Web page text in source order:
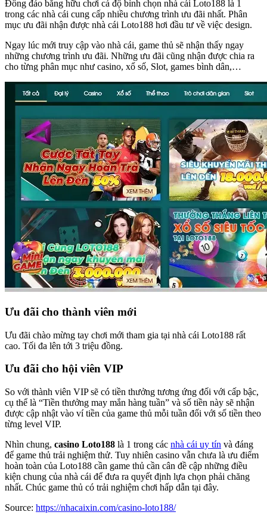
Đông đảo bằng hữu chơi cá độ bình chọn nhà cái Loto188 là 1
trong các nhà cái cung cấp nhiều chương trình ưu đãi nhất. Phân
mục ưu đãi nhận được nhà cái Loto188 hơi đầu tư về việc design.
Ngay lúc mới truy cập vào nhà cái, game thủ sẽ nhận thấy ngay
những chương trình ưu đãi. Những ưu đãi cũng nhận được chia ra
cho từng phân mục như casino, xổ số, Slot, games bình dân,…
Ưu đãi cho thành viên mới
Ưu đãi chào mừng tay chơi mới tham gia tại nhà cái Loto188 rất
cao. Tối đa lên tới 3 triệu đồng.
Ưu đãi cho hội viên VIP
So với thành viên VIP sẽ có tiền thưởng tương ứng đối với cấp bậc,
cụ thể là “Tiền thưởng may mắn hàng tuần” và số tiền này sẽ nhận
được cập nhật vào ví tiền của game thủ mỗi tuần đối với số tiền theo
từng level VIP.
Nhìn chung, casino Loto188 là 1 trong các nhà cái uy tín và đáng
để game thủ trải nghiệm thử. Tuy nhiên casino vẫn chưa là ưu điểm
hoàn toàn của Loto188 cần game thủ cần cân đề cập những điều
kiện chung của nhà cái để đưa ra quyết định lựa chọn phải chăng
nhất. Chúc game thủ có trải nghiệm chơi hấp dẫn tại đây.
Source: https://nhacaixin.com/casino-loto188/